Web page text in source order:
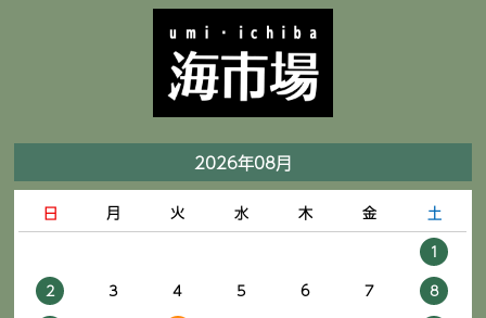
2026年08月
日 月 火 水 木 金
土
1
2
3 4 5 6 7
8